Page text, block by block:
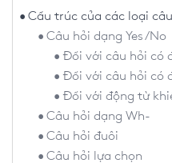
Cấu trúc của các loại
Câu hỏi dạng Yes/No
Đối với câu hỏi có
Đối với câu hỏi có
Đối với động từ
Câu hỏi dạng Wh-
Câu hỏi đuôi
Câu hỏi lựa chọn